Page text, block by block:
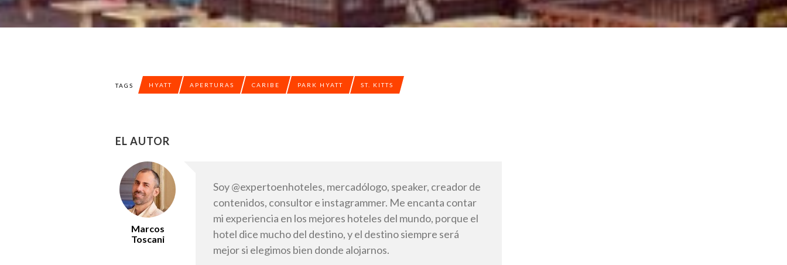
TAGS HYATT APERTURAS CARIBE PARK HYATT ST. KITTS
EL AUTOR
Marcos
Toscani
Soy @expertoenhoteles, mercadólogo, speaker, creador de
contenidos, consultor e instagrammer. Me encanta contar
mi experiencia en los mejores hoteles del mundo, porque el
hotel dice mucho del destino, y el destino siempre será
mejor si elegimos bien donde alojarnos.